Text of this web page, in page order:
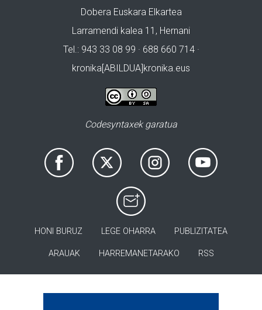
Dobera Euskara Elkartea
Larramendi kalea 11, Hernani
Tel.: 943 33 08 99 · 688 660 714 ·
kronika[ABILDUA]kronika.eus
Codesyntaxek garatua
HONI BURUZ LEGE OHARRA PUBLIZITATEA
ARAUAK HARREMANETARAKO RSS